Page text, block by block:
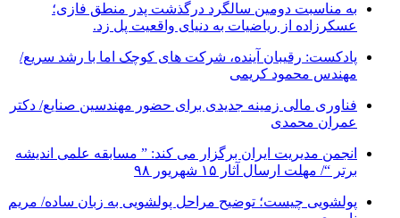
به مناسبت دومین سالگرد درگذشت پدر منطق فازی؛
عسکرزاده از ریاضیات به دنیای واقعیت پل زد.
پادکست: رقیبان آینده، شرکت های کوچک اما با رشد سریع/
مهندس محمود کریمی
فناوری مالی زمینه جدیدی برای حضور مهندسین صنایع/ دکتر
عمران محمدی
انجمن مدیریت ایران برگزار می کند: ” مسابقه علمی اندیشه
برتر “/ مهلت ارسال آثار ۱۵ شهریور ۹۸
پولشویی چیست؛ توضیح مراحل پولشویی به زبان ساده/ مریم